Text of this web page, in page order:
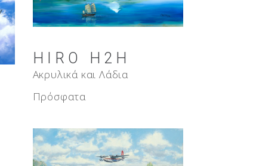
HIRO H2H
Ακρυλικά και Λάδια
Πρόσφατα